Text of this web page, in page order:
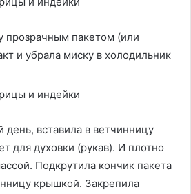
прозрачным пакетом (или
и убрала миску в холодильник
вставила в ветчинницу
для духовки (рукав). И плотно
Подкрутила кончик пакета
крышкой. Закрепила